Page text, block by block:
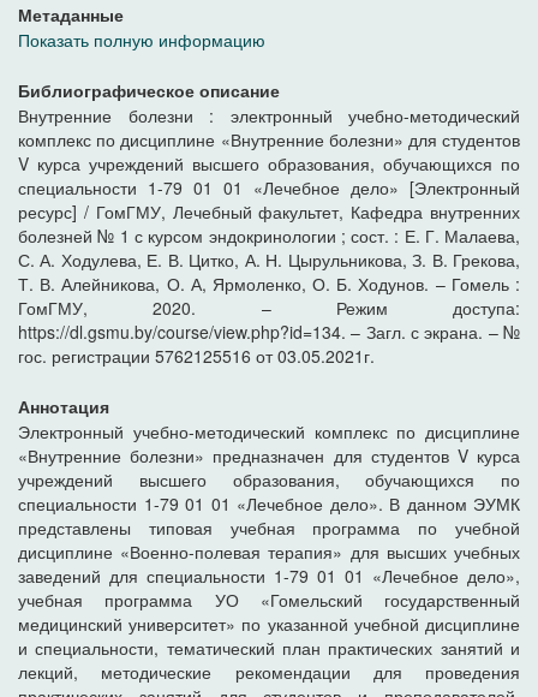
Метаданные
Показать полную информацию
Библиографическое описание
Внутренние болезни : электронный учебно-методический
комплекс по дисциплине «Внутренние болезни» для студентов
V курса учреждений высшего образования, обучающихся по
специальности 1-79 01 01 «Лечебное дело» [Электронный
ресурс] / ГомГМУ, Лечебный факультет, Кафедра внутренних
болезней № 1 с курсом эндокринологии ; сост. : Е. Г. Малаева,
С. А. Ходулева, Е. В. Цитко, А. Н. Цырульникова, З. В. Грекова,
Т. В. Алейникова, О. А, Ярмоленко, О. Б. Ходунов. – Гомель :
ГомГМУ, 2020. – Режим доступа:
https://dl.gsmu.by/course/view.php?id=134. – Загл. с экрана. – №
гос. регистрации 5762125516 от 03.05.2021г.
Аннотация
Электронный учебно-методический комплекс по дисциплине
«Внутренние болезни» предназначен для студентов V курса
учреждений высшего образования, обучающихся по
специальности 1-79 01 01 «Лечебное дело». В данном ЭУМК
представлены типовая учебная программа по учебной
дисциплине «Военно-полевая терапия» для высших учебных
заведений для специальности 1-79 01 01 «Лечебное дело»,
учебная программа УО «Гомельский государственный
медицинский университет» по указанной учебной дисциплине
и специальности, тематический план практических занятий и
лекций, методические рекомендации для проведения